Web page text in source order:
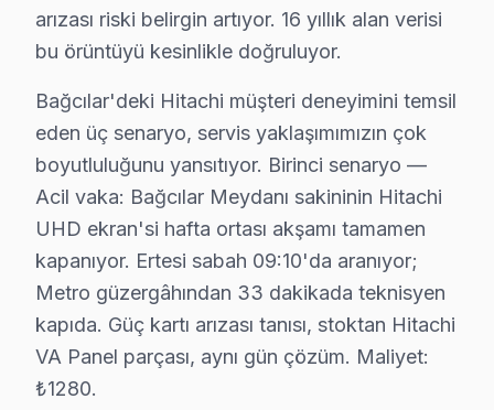
Yıldıztepe'de Hitachi TV Servisi
Yıldıztepe Mahallesi, artan nüfusuyla birlikte Hitachi
Hitachi Firmware ve Yazılım Sorunları 2025
Hitachi televizyonları, kullanıcıları tarafından
Örneğin, panel veya ekran değişimi için fiyat aralığı
Yazılım ve firmware işlemleri, kullanıcıların
Bağcılar'de Hitachi Teknik Servis: Fabrika
Hitachi televizyonlarınız için doğru teknik tamir
Fabrika Servis'in sunduğu avantajlardan biri, yerinde
arızası riski belirgin artıyor. 16 yıllık alan verisi
bu örüntüyü kesinlikle doğruluyor.
Bağcılar'deki Hitachi müşteri deneyimini temsil
eden üç senaryo, servis yaklaşımımızın çok
boyutluluğunu yansıtıyor. Birinci senaryo —
Acil vaka: Bağcılar Meydanı sakininin Hitachi
UHD ekran'si hafta ortası akşamı tamamen
kapanıyor. Ertesi sabah 09:10'da aranıyor;
Metro güzergâhından 33 dakikada teknisyen
kapıda. Güç kartı arızası tanısı, stoktan Hitachi
VA Panel parçası, aynı gün çözüm. Maliyet:
₺1280.